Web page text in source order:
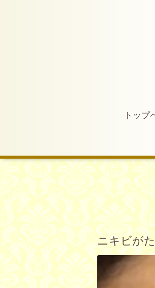
トップ
ニキビが